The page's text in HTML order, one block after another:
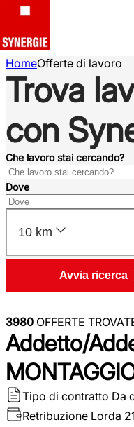
HomeOfferte di lavoro
Trova
con
Che lavoro stai cercando?
Dove
10 km
Avvia ricerca
3980 OFFERTE
Addetto/
Tipo di contratto Da
Retribuzione Lorda